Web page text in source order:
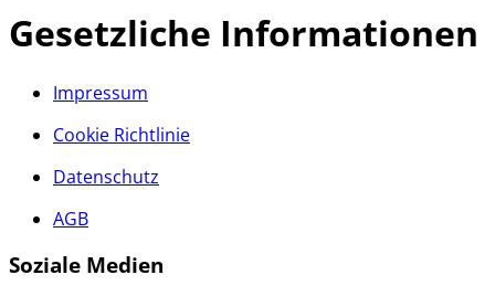
Gesetzliche Informationen
Impressum
Cookie Richtlinie
Datenschutz
AGB
Soziale Medien